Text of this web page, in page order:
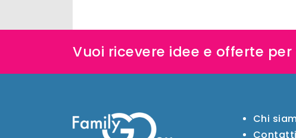
Vuoi ricevere idee e offerte
Chi
Contatti